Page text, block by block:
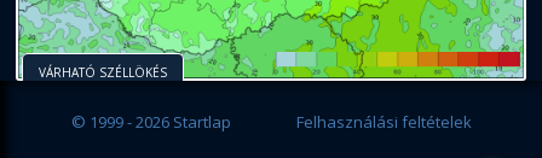
VÁRHATÓ SZÉLLÖKÉS
© 1999 - 2026 Startlap Felhasználási feltételek